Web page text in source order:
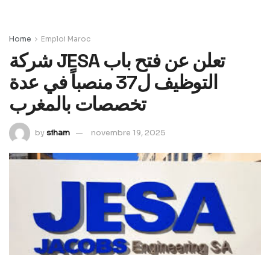
Home Emploi Maroc
شركة JESA تعلن عن فتح باب
التوظيف ل37 منصباً في عدة
تخصصات بالمغرب
bysiham novembre 19, 2025